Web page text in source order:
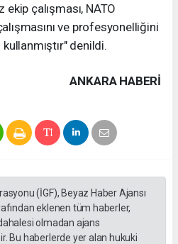
ekip çalışması, NATO
ve profesyonelliğini
denildi.
ANKARA HABERİ
(İGF), Beyaz Haber Ajansı
eklenen tüm haberler,
olmadan ajans
Bu haberlerde yer alan hukuki